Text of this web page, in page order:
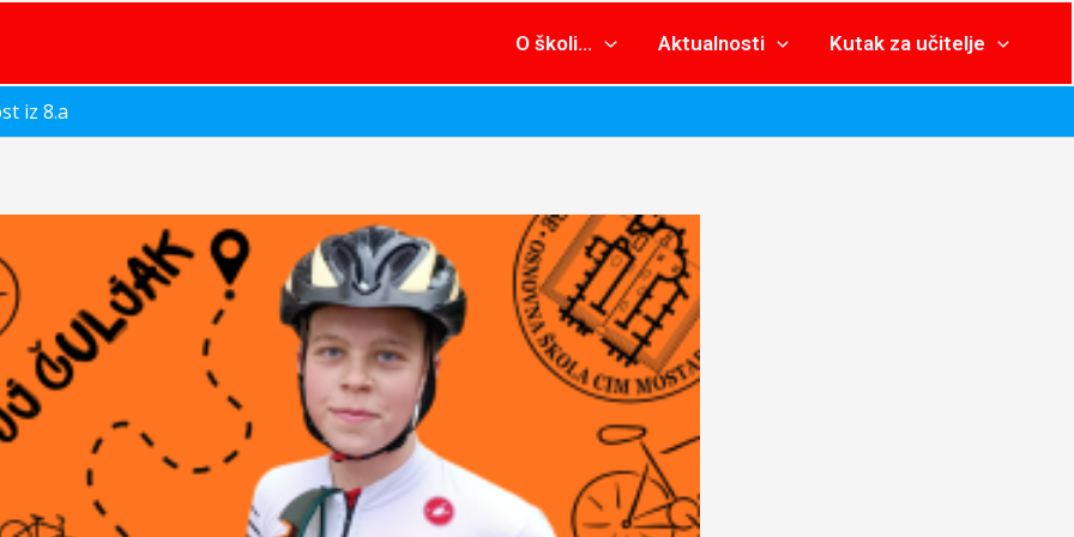
O školi… Aktualnosti Kutak za učitelje
iz 8.a